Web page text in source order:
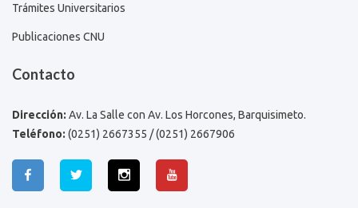
Trámites Universitarios
Publicaciones CNU
Contacto
Dirección: Av. La Salle con Av. Los Horcones, Barquisimeto.
Teléfono: (0251) 2667355 / (0251) 2667906